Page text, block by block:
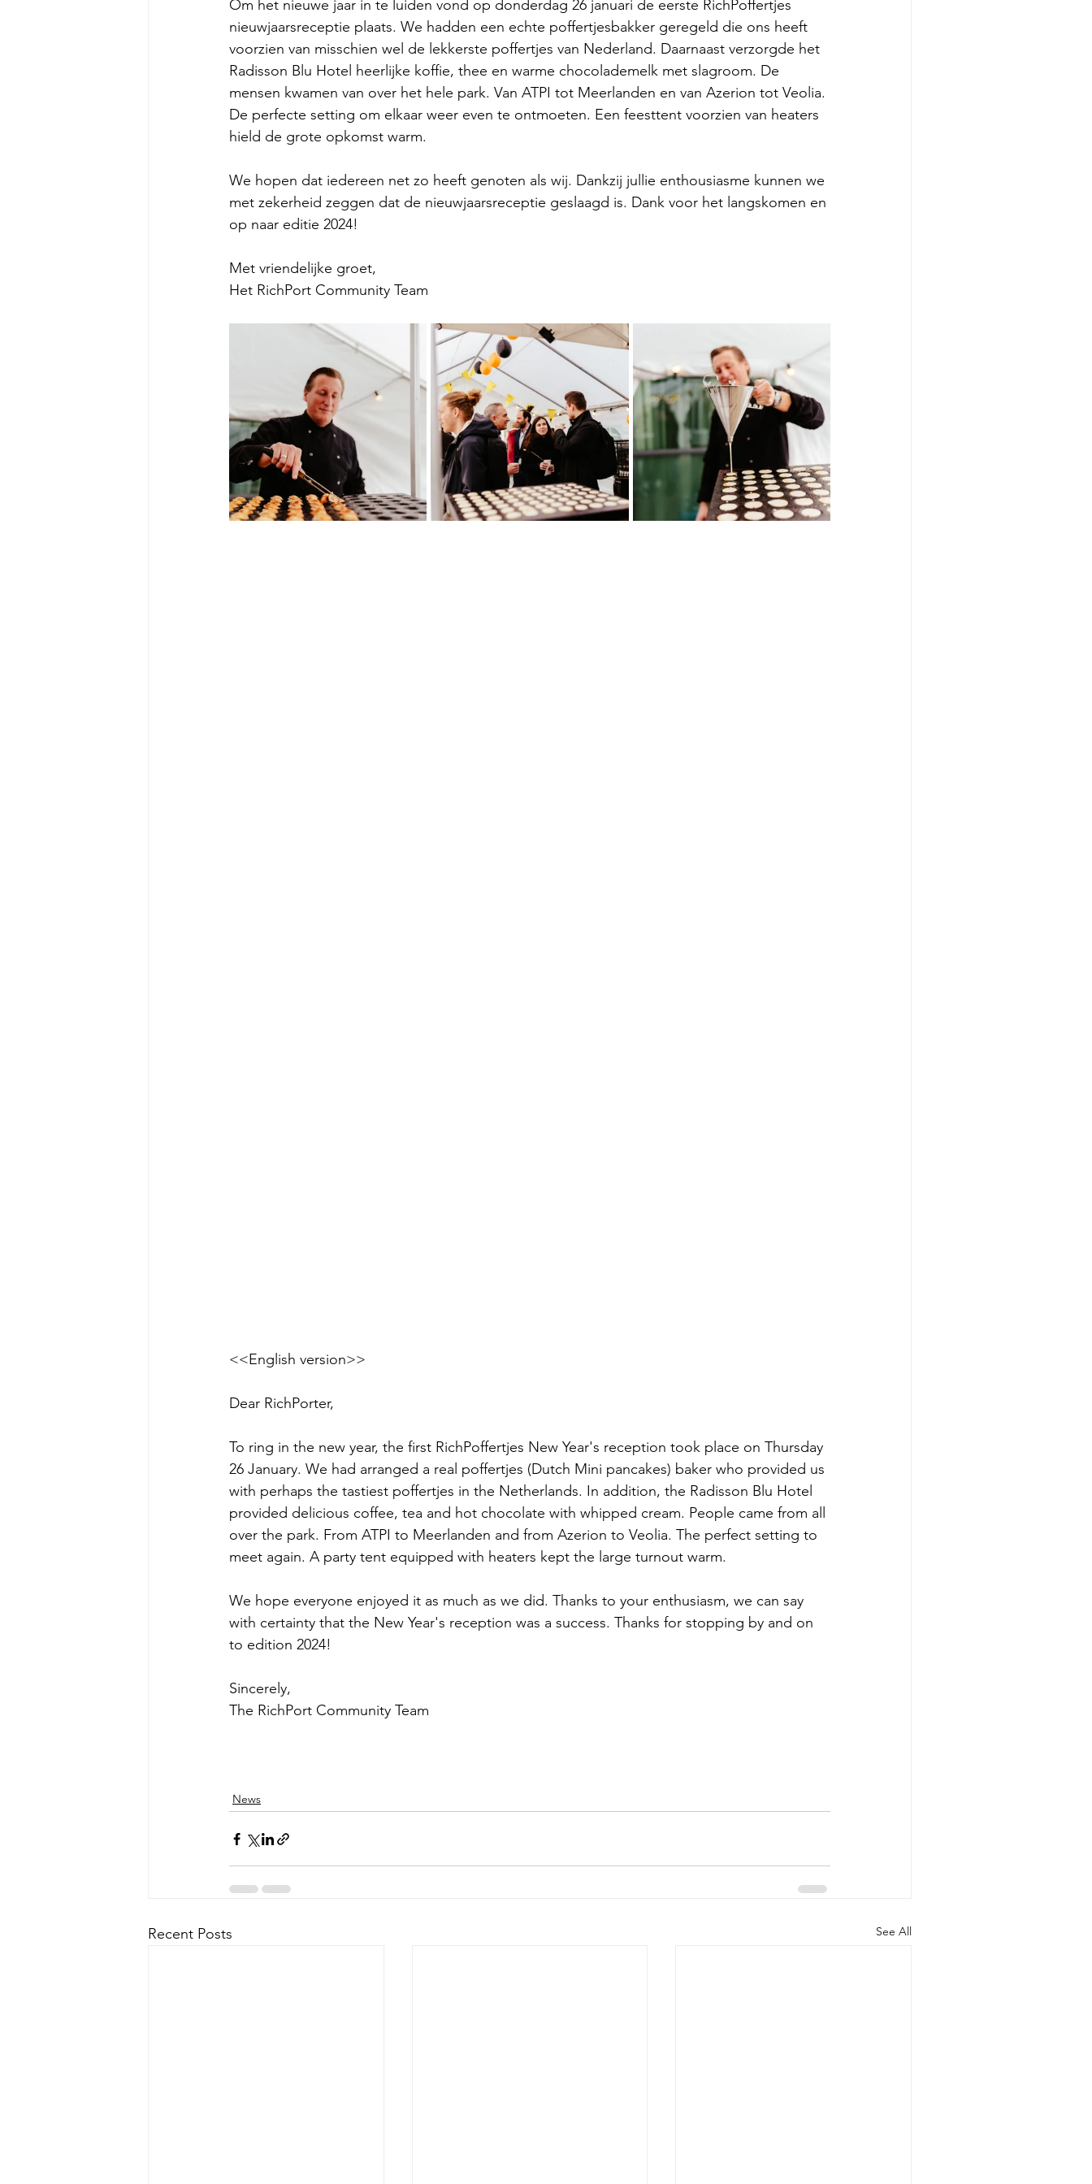
Om het nieuwe jaar in te luiden vond op donderdag 26 januari de eerste RichPoffertjes
nieuwjaarsreceptie plaats. We hadden een echte poffertjesbakker geregeld die ons heeft
voorzien van misschien wel de lekkerste poffertjes van Nederland. Daarnaast verzorgde het
Radisson Blu Hotel heerlijke koffie, thee en warme chocolademelk met slagroom. De
mensen kwamen van over het hele park. Van ATPI tot Meerlanden en van Azerion tot Veolia.
De perfecte setting om elkaar weer even te ontmoeten. Een feesttent voorzien van heaters
hield de grote opkomst warm.
We hopen dat iedereen net zo heeft genoten als wij. Dankzij jullie enthousiasme kunnen we
met zekerheid zeggen dat de nieuwjaarsreceptie geslaagd is. Dank voor het langskomen en
op naar editie 2024!
Met vriendelijke groet,
Het RichPort Community Team
<<English version>>
Dear RichPorter,
To ring in the new year, the first RichPoffertjes New Year's reception took place on Thursday
26 January. We had arranged a real poffertjes (Dutch Mini pancakes) baker who provided us
with perhaps the tastiest poffertjes in the Netherlands. In addition, the Radisson Blu Hotel
provided delicious coffee, tea and hot chocolate with whipped cream. People came from all
over the park. From ATPI to Meerlanden and from Azerion to Veolia. The perfect setting to
meet again. A party tent equipped with heaters kept the large turnout warm.
We hope everyone enjoyed it as much as we did. Thanks to your enthusiasm, we can say
with certainty that the New Year's reception was a success. Thanks for stopping by and on
to edition 2024!
Sincerely,
The RichPort Community Team
News
Recent Posts See All